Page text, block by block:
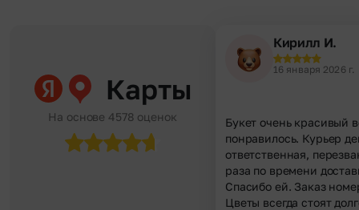
Карты
На основе 4578 оценок
Кирилл И.
16 января 2026 г.
Букет очень красивый
понравилось. Курьер
ответственная,
раза по времени
Спасибо ей. Заказ
Цветы всегда стоят